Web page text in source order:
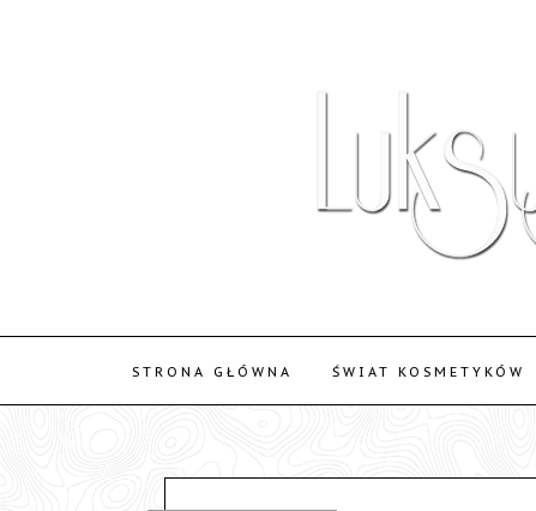
STRONA GŁÓWNA ŚWIAT KOSMETYKÓW